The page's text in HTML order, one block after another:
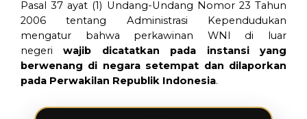
Pasal 37 ayat (1) Undang-Undang Nomor 23 Tahun
2006 tentang Administrasi Kependudukan
mengatur bahwa perkawinan WNI di luar
negeriwajib dicatatkan pada instansi yang
berwenang di negara setempat dan dilaporkan
pada Perwakilan Republik Indonesia.